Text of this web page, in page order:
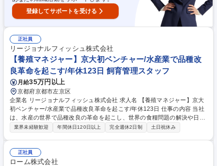
登録してサポートを受ける
正社員
リージョナルフィッシュ株式会社
【養殖マネジャー】京大初ベンチャー/水産業で品種改
良革命を起こす/年休123日 飼育管理スタッフ
月給35万円以上
京都府京都市左京区
企業名 リージョナルフィッシュ株式会社 求人名 【養殖マネジャー】京大
初ベンチャー/水産業で品種改良革命を起こす/年休123日 仕事の内容 当社
は、水産の世界で品種改良の革命を起こし、世界の食糧問題の解決や日本
の競争力を高めることを目指す、京都大学初のスタートアップ企業です。
産業の発展を支える中核メンバーとしての活躍を期待します。 【具体的に
は】■水産生物の生産・飼育管理実務 ■新品種の特性評価・データ収集 ■A
業界未経験歓迎 年間休日120日以上 完全週休2日制 土日祝休み
正社員
ローム株式会社